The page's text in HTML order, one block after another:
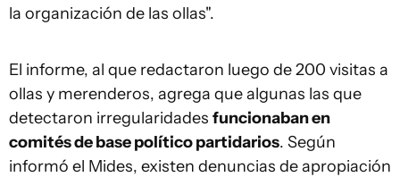
la organización de las ollas".
El informe, al que redactaron luego de 200 visitas a
ollas y merenderos, agrega que algunas las que
detectaron irregularidades funcionaban en
comités de base político partidarios. Según
informó el Mides, existen denuncias de apropiación